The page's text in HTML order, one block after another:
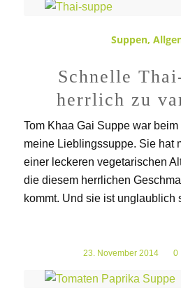
Suppen,
Schnelle
herrlich zu
Tom Khaa Gai Suppe war
meine Lieblingssuppe. Sie hat
einer leckeren vegetarischen
die diesem herrlichen
kommt. Und sie ist
23. November 2014
/ 0